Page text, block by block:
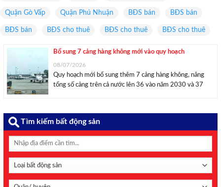
Quận Gò Vấp Quận Phú Nhuận BĐS bán BĐS bán
BĐS bán BĐS cho thuê BĐS cho thuê BĐS cho thuê
Bổ sung 7 cảng hàng không mới vào quy hoạch
08/07/2026
Quy hoạch mới bổ sung thêm 7 cảng hàng không, nâng
tổng số cảng trên cả nước lên 36 vào năm 2030 và 37
...
Tìm kiếm bất động sản